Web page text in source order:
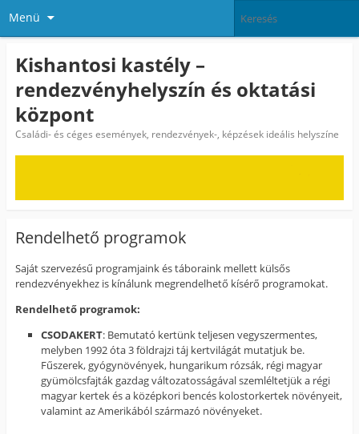
Menü
Kishantosi kastély –
rendezvényhelyszín és oktatási
központ
Családi- és céges események, rendezvények-, képzések ideális helyszíne
Rendelhető programok
Saját szervezésű programjaink és táboraink mellett külsős
rendezvényekhez is kínálunk megrendelhető kísérő programokat.
Rendelhető programok:
CSODAKERT: Bemutató kertünk teljesen vegyszermentes,
melyben 1992 óta 3 földrajzi táj kertvilágát mutatjuk be.
Fűszerek, gyógynövények, hungarikum rózsák, régi magyar
gyümölcsfajták gazdag változatosságával szemléltetjük a régi
magyar kertek és a középkori bencés kolostorkertek növényeit,
valamint az Amerikából származó növényeket.